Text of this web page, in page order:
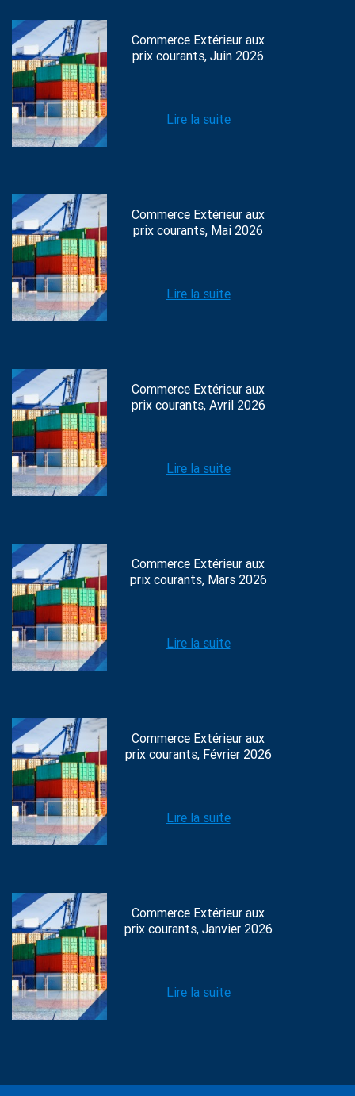
Commerce Extérieur aux
prix courants, Juin 2026
Lire la suite
Commerce Extérieur aux
prix courants, Mai 2026
Lire la suite
Commerce Extérieur aux
prix courants, Avril 2026
Lire la suite
Commerce Extérieur aux
prix courants, Mars 2026
Lire la suite
Commerce Extérieur aux
prix courants, Février 2026
Lire la suite
Commerce Extérieur aux
prix courants, Janvier 2026
Lire la suite